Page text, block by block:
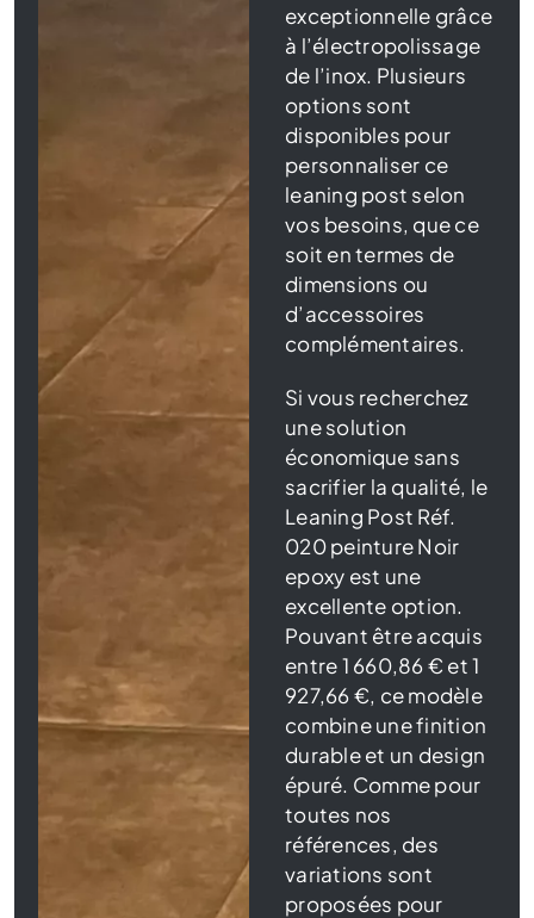
exceptionnelle grâce
à l’électropolissage
de l’inox. Plusieurs
options sont
disponibles pour
personnaliser ce
leaning post selon
vos besoins, que ce
soit en termes de
dimensions ou
d’accessoires
complémentaires.
Si vous recherchez
une solution
économique sans
sacrifier la qualité, le
Leaning Post Réf.
020 peinture Noir
epoxy est une
excellente option.
Pouvant être acquis
entre 1 660,86 € et 1
927,66 €, ce modèle
combine une finition
durable et un design
épuré. Comme pour
toutes nos
références, des
variations sont
proposées pour